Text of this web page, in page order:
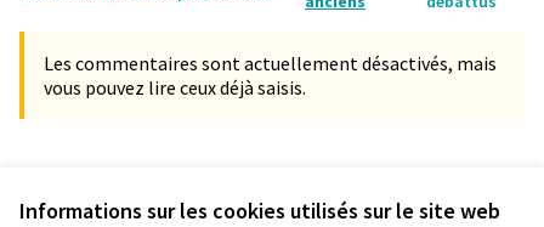
Informations sur les cookies utilisés sur le site web
Les commentaires sont actuellement désactivés, mais
vous pouvez lire ceux déjà saisis.
Vérifiez l'empreinte numérique